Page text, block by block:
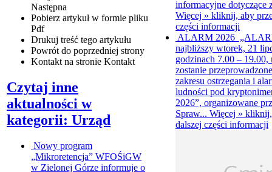
Następna
Pobierz artykuł w formie pliku
Pdf
Drukuj treść tego artykułu
Powrót do poprzedniej strony
Kontakt na stronie Kontakt
Czytaj inne
aktualności w
kategorii: Urząd
Nowy program
„Mikroretencja” WFOŚiGW
w Zielonej Górze informuje o
informacyjne dotyczące
Więcej » kliknij, aby
części informacji
ALARM 2026
najbliższy wtorek, 21
godzinach 7.00 – 19.00,
zostanie
zakresu ostrzegania i
ludności pod
2026”, organizowane
Spraw... Więcej » kliknij,
dalszej części informacji